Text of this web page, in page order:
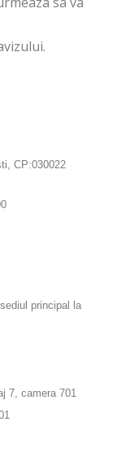
CP:030022
principal la
camera 701